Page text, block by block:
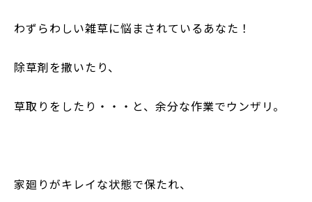
わずらわしい雑草に悩まされているあなた！
除草剤を撒いたり、
草取りをしたり・・・と、余分な作業でウンザリ。
家廻りがキレイな状態で保たれ、